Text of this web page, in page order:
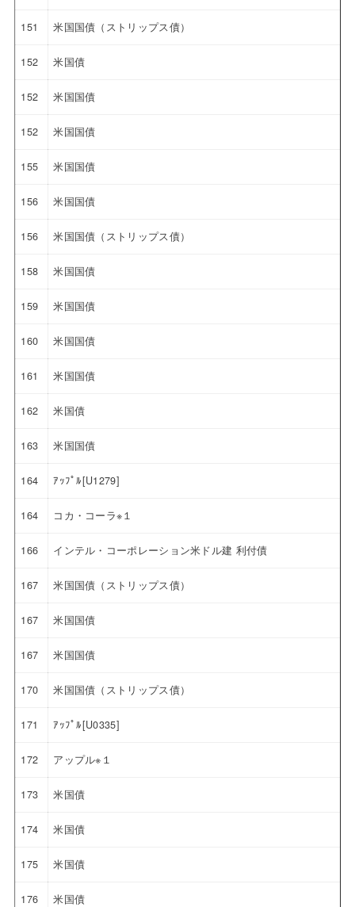
151 米国国債（ストリップス債）
152 米国債
152 米国国債
152 米国国債
155 米国国債
156 米国国債
156 米国国債（ストリップス債）
158 米国国債
159 米国国債
160 米国国債
161 米国国債
162 米国債
163 米国国債
164 ｱｯﾌﾟﾙ[U1279]
164 コカ・コーラ※１
166 インテル・コーポレーション米ドル建 利付債
167 米国国債（ストリップス債）
167 米国国債
167 米国国債
170 米国国債（ストリップス債）
171 ｱｯﾌﾟﾙ[U0335]
172 アップル※１
173 米国債
174 米国債
175 米国債
176 米国債